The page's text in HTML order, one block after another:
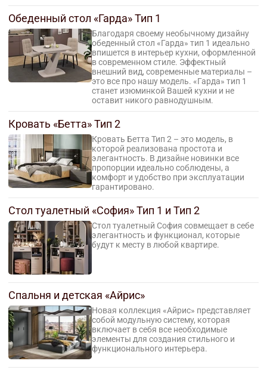
Обеденный стол «Гарда» Тип 1
Благодаря своему необычному дизайну
обеденный стол «Гарда» тип 1 идеально
впишется в интерьер кухни, оформленной
в современном стиле. Эффектный
внешний вид, современные материалы –
это все про нашу модель. «Гарда» тип 1
станет изюминкой Вашей кухни и не
оставит никого равнодушным.
Кровать «Бетта» Тип 2
Кровать Бетта Тип 2 – это модель, в
которой реализована простота и
элегантность. В дизайне новинки все
пропорции идеально соблюдены, а
комфорт и удобство при эксплуатации
гарантировано.
Стол туалетный «София» Тип 1 и Тип 2
Стол туалетный София совмещает в себе
элегантность и функционал, которые
будут к месту в любой квартире.
Спальня и детская «Айрис»
Новая коллекция «Айрис» представляет
собой модульную систему, которая
включает в себя все необходимые
элементы для создания стильного и
функционального интерьера.